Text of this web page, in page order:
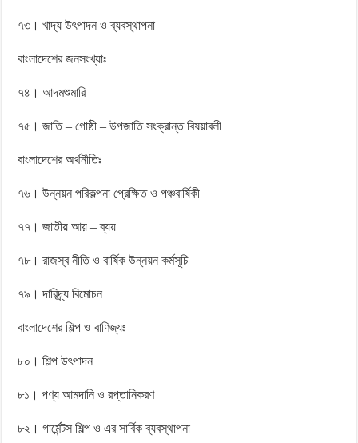
৭৩। খাদ্য উৎপাদন ও ব্যবস্থাপনা
বাংলাদেশের জনসংখ্যাঃ
৭৪। আদমশুমারি
৭৫। জাতি – গোষ্ঠী – উপজাতি সংক্রান্ত বিষয়াবলী
বাংলাদেশের অর্থনীতিঃ
৭৬। উন্নয়ন পরিকল্পনা প্রেক্ষিত ও পঞ্চবার্ষিকী
৭৭। জাতীয় আয় – ব্যয়
৭৮। রাজস্ব নীতি ও বার্ষিক উন্নয়ন কর্মসূচি
৭৯। দারিদ্র্য বিমোচন
বাংলাদেশের শিল্প ও বাণিজ্যঃ
৮০। শিল্প উৎপাদন
৮১। পণ্য আমদানি ও রপ্তানিকরণ
৮২। গার্মেন্টস শিল্প ও এর সার্বিক ব্যবস্থাপনা